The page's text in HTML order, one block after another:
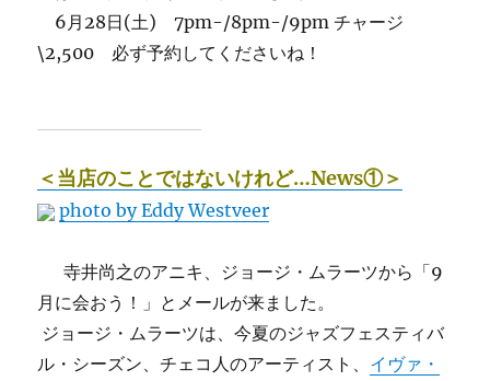
6月28日(土) 7pm-/8pm-/9pm チャージ
\2,500 必ず予約してくださいね！
＜当店のことではないけれど…News①＞
photo by Eddy Westveer
寺井尚之のアニキ、ジョージ・ムラーツから「9
月に会おう！」とメールが来ました。
ジョージ・ムラーツは、今夏のジャズフェスティバ
ル・シーズン、チェコ人のアーティスト、 イヴァ・